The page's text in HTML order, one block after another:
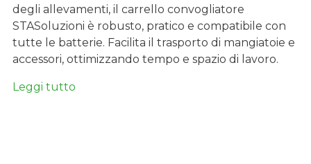
degli allevamenti, il carrello convogliatore
STASoluzioni è robusto, pratico e compatibile con
tutte le batterie. Facilita il trasporto di mangiatoie e
accessori, ottimizzando tempo e spazio di lavoro.
Leggi tutto